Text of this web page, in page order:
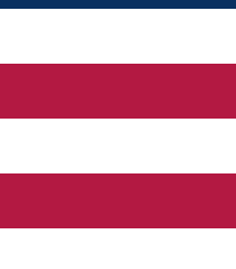
Vasile Milea nr.